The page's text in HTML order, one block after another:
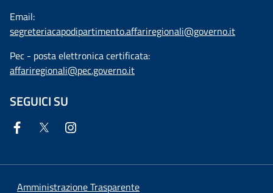
Email:
segreteriacapodipartimento.affariregionali@governo.it
Pec - posta elettronica certificata:
affariregionali@pec.governo.it
SEGUICI SU
Amministrazione Trasparente